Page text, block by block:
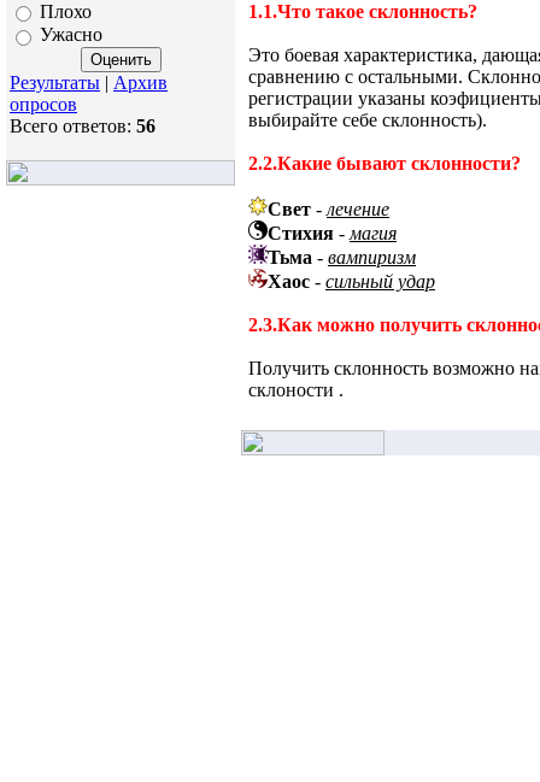
Плохо
Ужасно
Результаты | Архив
опросов
Всего ответов: 56
1.1.Что такое склонность?
Это боевая характеристика,
сравнению с остальными.
регистрации указаны
выбирайте себе склонность).
2.2.Какие бывают склонности?
Свет - лечение
Стихия - магия
Тьма - вампиризм
Хаос - сильный удар
2.3.Как можно получить
Получить склонность возможно
склоности .